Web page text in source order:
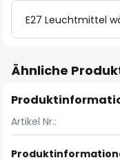
E27 Leuchtmittel
Ähnliche
Artikel Nr.: